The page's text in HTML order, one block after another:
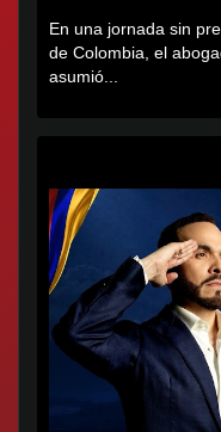
En una jornada sin
de Colombia, el
asumió...